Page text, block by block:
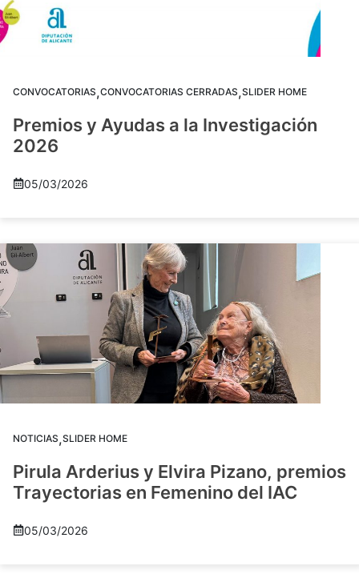
CONVOCATORIAS,CONVOCATORIAS CERRADAS,SLIDER HOME
Premios y Ayudas a la Investigación
2026
05/03/2026
NOTICIAS,SLIDER HOME
Pirula Arderius y Elvira Pizano, premios
Trayectorias en Femenino del IAC
05/03/2026